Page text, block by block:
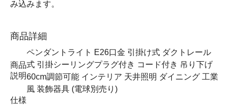
み込みます。
商品詳細
商品
説明
ペンダントライト E26口金 引掛け式 ダクトレール
式 引掛シーリングプラグ付き コード付き 吊り下げ
60cm調節可能 インテリア 天井照明 ダイニング 工業
風 装飾器具 (電球別売り)
仕様